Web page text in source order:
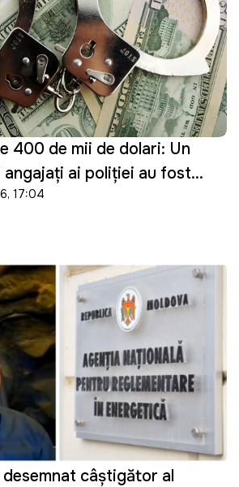
400 de mii de dolari: Un
ai poliției au fost
17:04
câștigător al